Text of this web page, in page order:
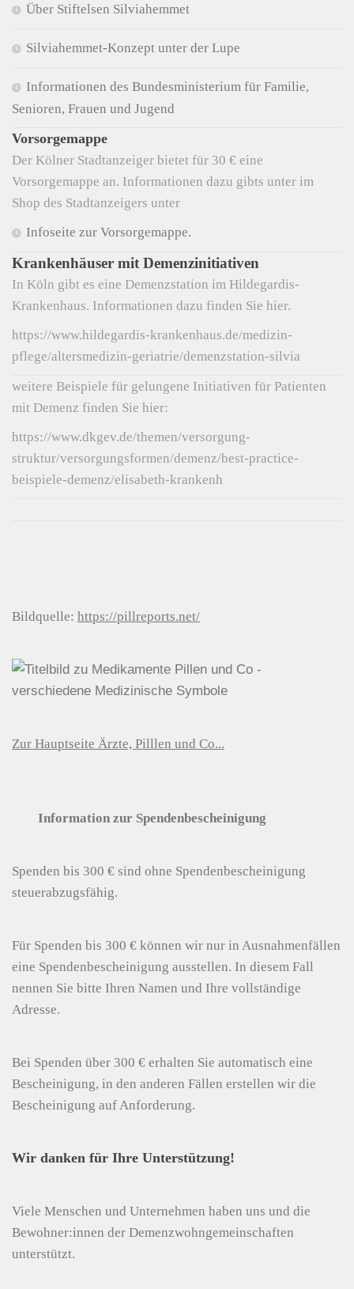
Über Stiftelsen Silviahemmet
Silviahemmet-Konzept unter der Lupe
Informationen des Bundesministerium für Familie,
Senioren, Frauen und Jugend
Vorsorgemappe
Der Kölner Stadtanzeiger bietet für 30 € eine
Vorsorgemappe an. Informationen dazu gibts unter im
Shop des Stadtanzeigers unter
Infoseite zur Vorsorgemappe.
Krankenhäuser mit Demenzinitiativen
In Köln gibt es eine Demenzstation im Hildegardis-
Krankenhaus. Informationen dazu finden Sie hier.
https://www.hildegardis-krankenhaus.de/medizin-
pflege/altersmedizin-geriatrie/demenzstation-silvia
weitere Beispiele für gelungene Initiativen für Patienten
mit Demenz finden Sie hier:
https://www.dkgev.de/themen/versorgung-
struktur/versorgungsformen/demenz/best-practice-
beispiele-demenz/elisabeth-krankenh
Bildquelle: https://pillreports.net/
Zur Hauptseite Ärzte, Pilllen und Co...
Information zur Spendenbescheinigung
Spenden bis 300 € sind ohne Spendenbescheinigung
steuerabzugsfähig.
Für Spenden bis 300 € können wir nur in Ausnahmenfällen
eine Spendenbescheinigung ausstellen. In diesem Fall
nennen Sie bitte Ihren Namen und Ihre vollständige
Adresse.
Bei Spenden über 300 € erhalten Sie automatisch eine
Bescheinigung, in den anderen Fällen erstellen wir die
Bescheinigung auf Anforderung.
Wir danken für Ihre Unterstützung!
Viele Menschen und Unternehmen haben uns und die
Bewohner:innen der Demenzwohngemeinschaften
unterstützt.